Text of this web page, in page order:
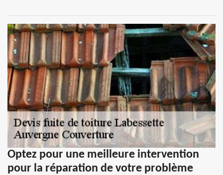
Optez pour une meilleure intervention
pour la réparation de votre problème